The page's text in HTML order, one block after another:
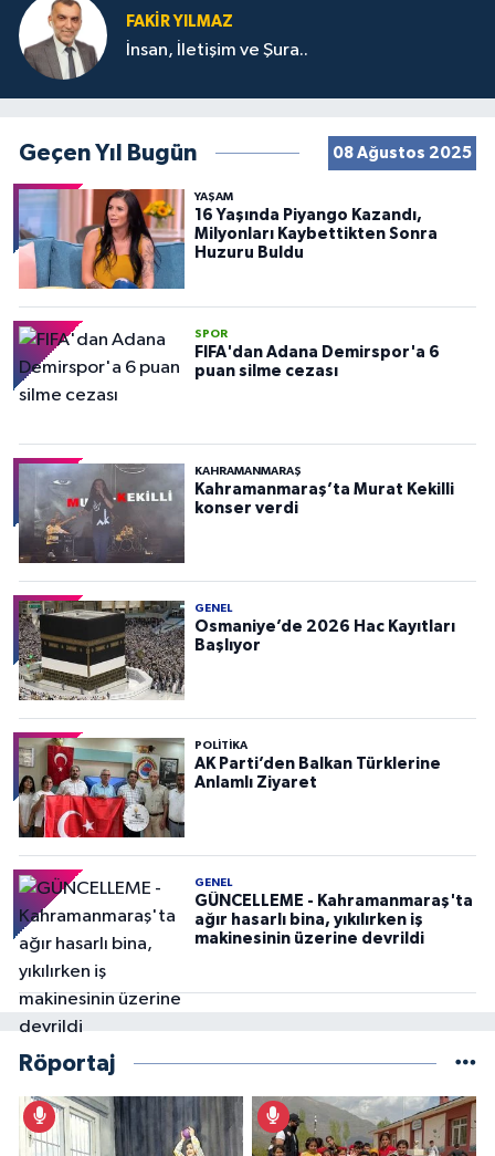
FAKIR YILMAZ
İnsan, İletişim ve Şura..
Geçen Yıl Bugün 08 Ağustos 2025
YAŞAM
16 Yaşında Piyango Kazandı,
Milyonları Kaybettikten Sonra
Huzuru Buldu
SPOR
FIFA'dan Adana Demirspor'a 6
puan silme cezası
KAHRAMANMARAŞ
Kahramanmaraş’ta Murat Kekilli
konser verdi
GENEL
Osmaniye’de 2026 Hac Kayıtları
Başlıyor
POLITIKA
AK Parti’den Balkan Türklerine
Anlamlı Ziyaret
GENEL
GÜNCELLEME - Kahramanmaraş'ta
ağır hasarlı bina, yıkılırken iş
makinesinin üzerine devrildi
Röportaj